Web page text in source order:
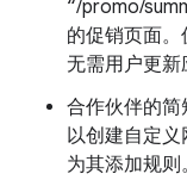
“/promo/
的促销页面
无需用户更新
合作伙伴的
以创建自定
为其添加规